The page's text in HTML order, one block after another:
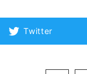
Twitter